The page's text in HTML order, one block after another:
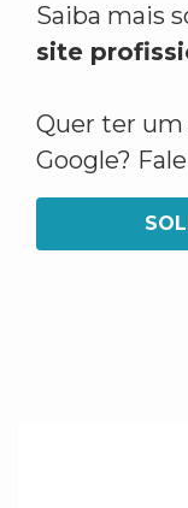
Saiba mais
site
Quer ter um
Google?